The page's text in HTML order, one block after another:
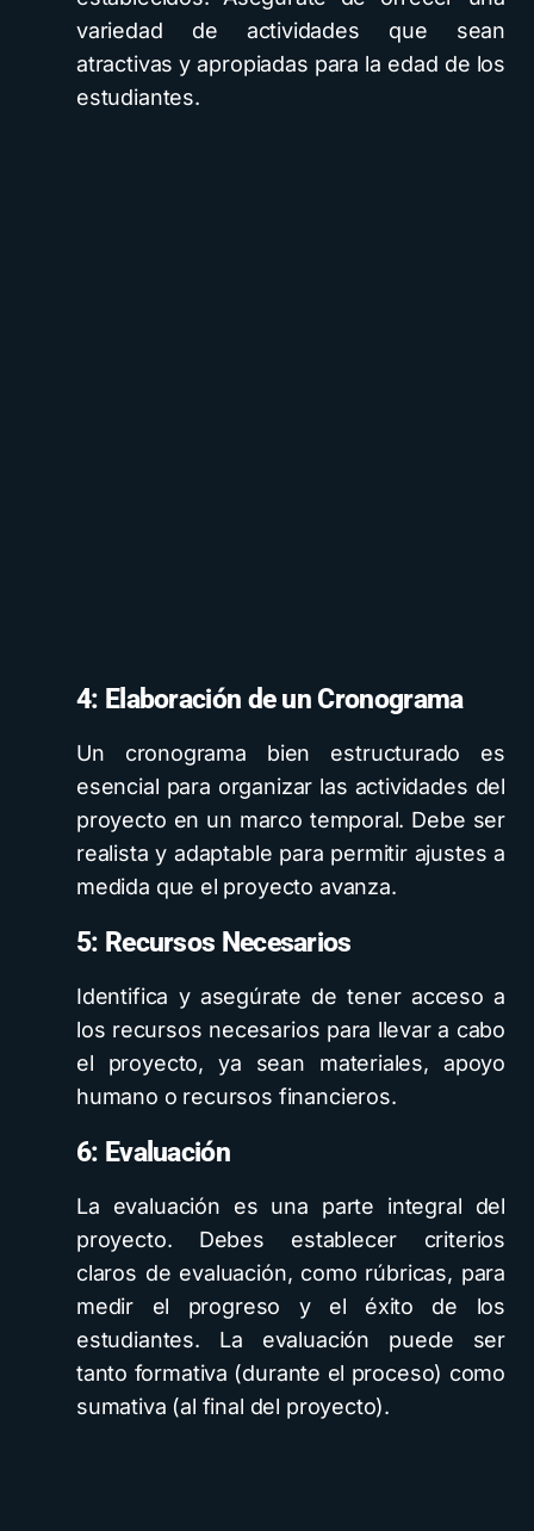
variedad de actividades que sean
atractivas y apropiadas para la edad de los
estudiantes.
4: Elaboración de un Cronograma
Un cronograma bien estructurado es
esencial para organizar las actividades del
proyecto en un marco temporal. Debe ser
realista y adaptable para permitir ajustes a
medida que el proyecto avanza.
5: Recursos Necesarios
Identifica y asegúrate de tener acceso a
los recursos necesarios para llevar a cabo
el proyecto, ya sean materiales, apoyo
humano o recursos financieros.
6: Evaluación
La evaluación es una parte integral del
proyecto. Debes establecer criterios
claros de evaluación, como rúbricas, para
medir el progreso y el éxito de los
estudiantes. La evaluación puede ser
tanto formativa (durante el proceso) como
sumativa (al final del proyecto).